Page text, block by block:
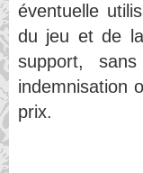
éventuelle
du jeu et de
support,
indemnisation
prix.